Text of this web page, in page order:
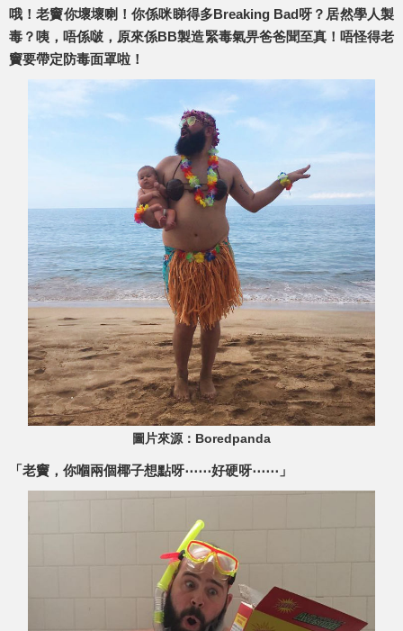
哦！老竇你壞壞喇！你係咪睇得多Breaking Bad呀？居然學人製
毒？咦，唔係啵，原來係BB製造緊毒氣畀爸爸聞至真！唔怪得老
竇要帶定防毒面罩啦！
圖片來源：Boredpanda
「老竇，你嗰兩個椰子想點呀⋯⋯好硬呀⋯⋯」